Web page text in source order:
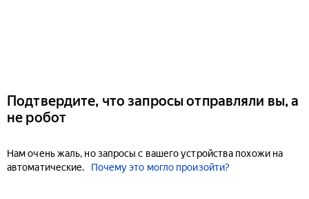
Подтвердите, что запросы отправляли вы, а
не робот
Нам очень жаль, но запросы с вашего устройства похожи на
автоматические.
Почему это могло произойти?